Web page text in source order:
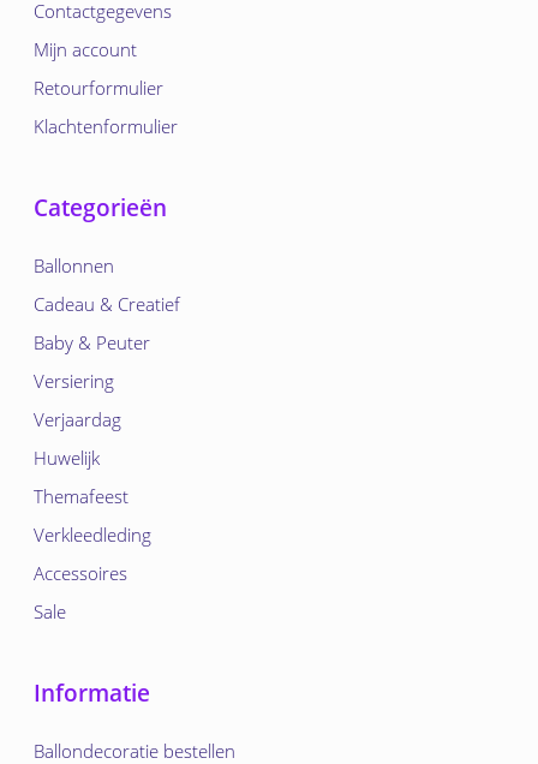
Contactgegevens
Mijn account
Retourformulier
Klachtenformulier
Categorieën
Ballonnen
Cadeau & Creatief
Baby & Peuter
Versiering
Verjaardag
Huwelijk
Themafeest
Verkleedleding
Accessoires
Sale
Informatie
Ballondecoratie bestellen